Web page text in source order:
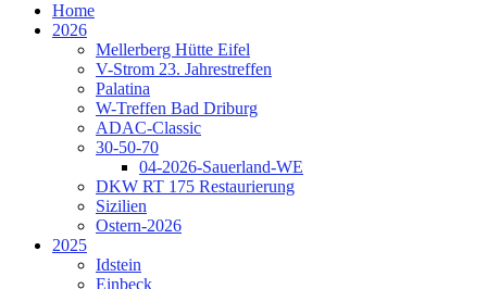
Home
2026
Mellerberg Hütte Eifel
V-Strom 23. Jahrestreffen
Palatina
W-Treffen Bad Driburg
ADAC-Classic
30-50-70
04-2026-Sauerland-WE
DKW RT 175 Restaurierung
Sizilien
Ostern-2026
2025
Idstein
Einbeck